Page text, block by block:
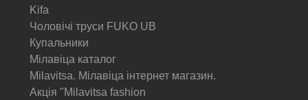
Kifa
Чоловічі труси FUKO UB
Купальники
Мілавіца каталог
Milavitsa. Мілавіца інтернет магазин.
Акція "Milavitsa fashion